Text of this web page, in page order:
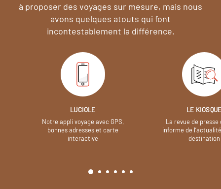
à proposer des voyages sur mesure, mais nous
avons quelques atouts qui font
incontestablement la différence.
LUCIOLE
Notre appli voyage avec GPS,
bonnes adresses et carte
interactive
LE
La revue de presse
informe de
destination